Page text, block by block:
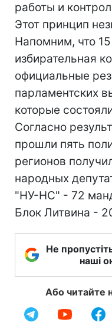
работы и
Этот принцип
Напомним, что
избирательная
официальные
парламентских
которые
Согласно
прошли пять
регионов
народных
"НУ-НС" - 72
Блок Литвина -
Не
наші
Або читайте